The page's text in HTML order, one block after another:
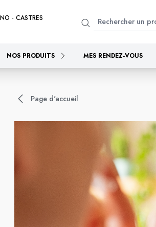
- CASTRES
NOS PRODUITS MES RENDEZ-VOUS
Page d'accueil